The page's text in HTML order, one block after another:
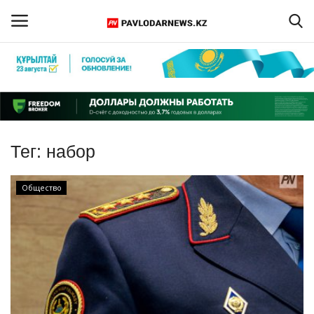
Регистрация
Главная
Обратная связь
ПАВЛОДАРСКАЯ ОБЛАСТЬ
КАЗАХСТАН
СПЕЦПРОЕКТЫ
Тег: набор
Общество